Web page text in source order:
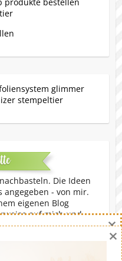
Die Ideen
- von mir.
eigenen Blog
auf mich und
Nutzung ist
×
×